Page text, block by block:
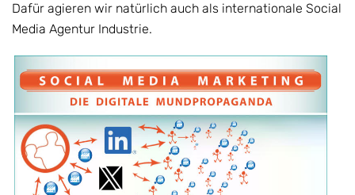
Dafür agieren wir natürlich auch als internationale Social
Media Agentur Industrie.